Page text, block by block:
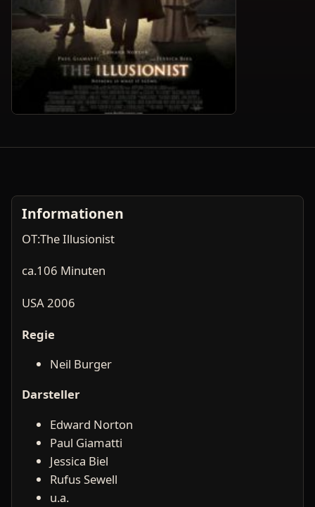
Informationen
OT:The Illusionist
ca.106 Minuten
USA 2006
Regie
Neil Burger
Darsteller
Edward Norton
Paul Giamatti
Jessica Biel
Rufus Sewell
u.a.